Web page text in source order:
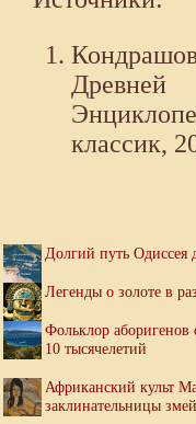
классик,
Долгий путь Одиссея
Легенды о золоте в
Фольклор аборигенов
10 тысячелетий
Африканский культ
заклинательницы змей